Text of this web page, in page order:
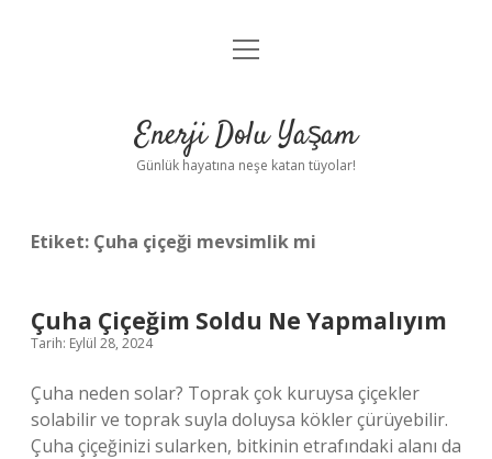
Anasayfa
Yasal Uyarı
menüyü
Enerji Dolu Yaşam
Günlük hayatına neşe katan tüyolar!
Etiket: Çuha çiçeği mevsimlik mi
Çuha Çiçeğim Soldu Ne Yapmalıyım
Tarih: Eylül 28, 2024
Çuha neden solar? Toprak çok kuruysa çiçekler
solabilir ve toprak suyla doluysa kökler çürüyebilir.
Çuha çiçeğinizi sularken, bitkinin etrafındaki alanı da